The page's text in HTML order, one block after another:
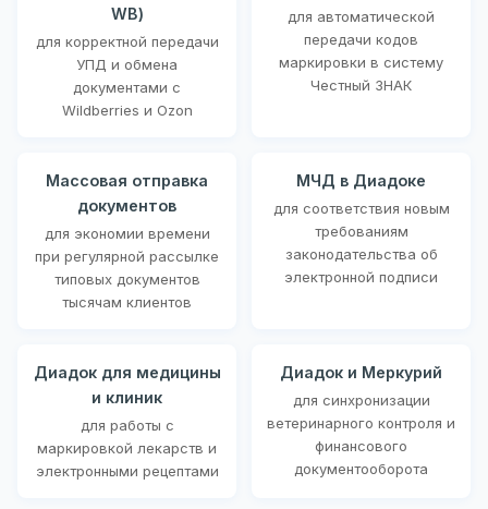
WB)
для корректной передачи
УПД и обмена
документами с
Wildberries и Ozon
для автоматической
передачи кодов
маркировки в систему
Честный ЗНАК
Массовая отправка
документов
для экономии времени
при регулярной рассылке
типовых документов
тысячам клиентов
МЧД в Диадоке
для соответствия новым
требованиям
законодательства об
электронной подписи
Диадок для медицины
и клиник
для работы с
маркировкой лекарств и
электронными рецептами
Диадок и Меркурий
для синхронизации
ветеринарного контроля и
финансового
документооборота